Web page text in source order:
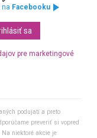
Facebooku
pre marketingové
podujatí a preto
preveriť si vopred
niektoré akcie je